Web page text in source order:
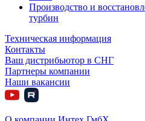
Производство и
турбин
Техническая информация
Контакты
Ваш дистрибьютор в СНГ
Партнеры компании
Наши вакансии